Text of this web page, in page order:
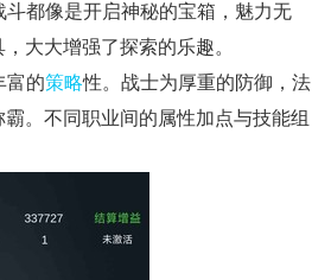
都像是开启神秘的宝箱，魅力无
大大增强了探索的乐趣。
富的策略性。战士为厚重的防御，法
。不同职业间的属性加点与技能组